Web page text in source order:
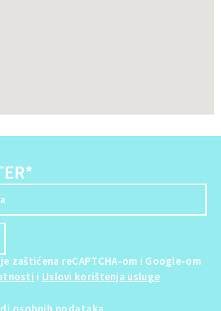
zaštićena reCAPTCHA-om i Google-om
i Uslovi korištenja usluge